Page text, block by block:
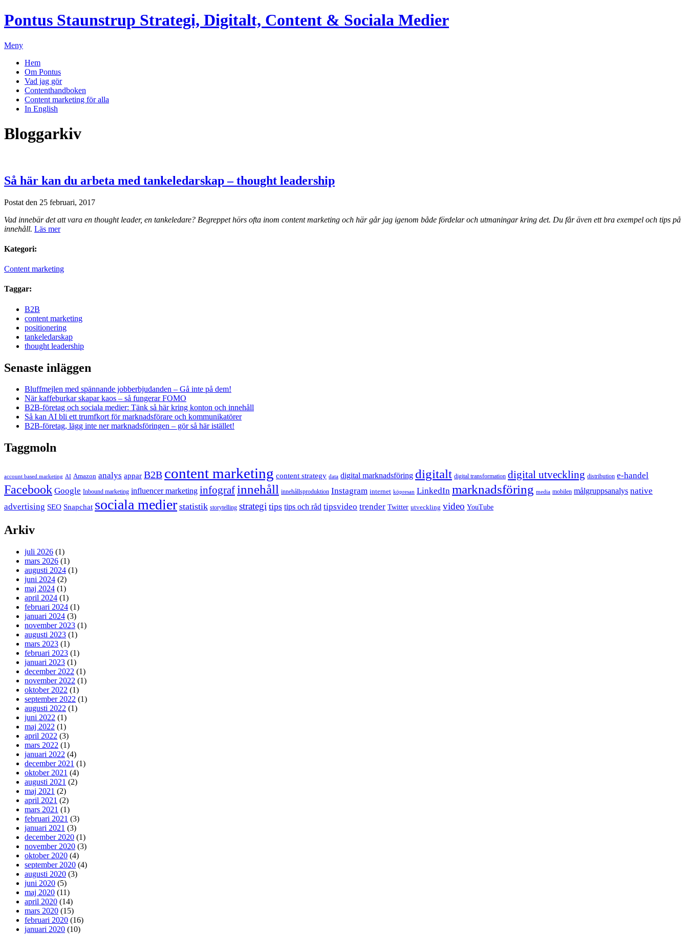
Pontus Staunstrup Strategi, Digitalt, Content & Sociala Medier
Meny
Hem
Om Pontus
Vad jag gör
Contenthandboken
Content marketing för alla
In English
Bloggarkiv
Så här kan du arbeta med tankeledarskap – thought leadership
Postat den 25 februari, 2017
Vad innebär det att vara en thought leader, en tankeledare? Begreppet hörs ofta inom content marketing och här går jag igenom både fördelar och utmaningar kring det. Du får även ett bra exempel och tips på
innehåll. Läs mer
Kategori:
Content marketing
Taggar:
B2B
content marketing
positionering
tankeledarskap
thought leadership
Senaste inläggen
Bluffmejlen med spännande jobberbjudanden – Gå inte på dem!
När kaffeburkar skapar kaos – så fungerar FOMO
B2B-företag och sociala medier: Tänk så här kring konton och innehåll
Så kan AI bli ett trumfkort för marknadsförare och kommunikatörer
B2B-företag, lägg inte ner marknadsföringen – gör så här istället!
Taggmoln
account based marketing AI Amazon analys appar B2B content marketing content strategy data digital marknadsföring digitalt digital transformation digital utveckling distribution e-handel
Facebook Google Inbound marketing influencer marketing infograf innehåll innehållsproduktion Instagram internet köpresan LinkedIn marknadsföring media mobilen målgruppsanalys native
advertising SEO Snapchat sociala medier statistik storytelling strategi tips tips och råd tipsvideo trender Twitter utveckling video YouTube
Arkiv
juli 2026 (1)
mars 2026 (1)
augusti 2024 (1)
juni 2024 (2)
maj 2024 (1)
april 2024 (1)
februari 2024 (1)
januari 2024 (3)
november 2023 (1)
augusti 2023 (1)
mars 2023 (1)
februari 2023 (1)
januari 2023 (1)
december 2022 (1)
november 2022 (1)
oktober 2022 (1)
september 2022 (1)
augusti 2022 (1)
juni 2022 (1)
maj 2022 (1)
april 2022 (3)
mars 2022 (1)
januari 2022 (4)
december 2021 (1)
oktober 2021 (4)
augusti 2021 (2)
maj 2021 (2)
april 2021 (2)
mars 2021 (1)
februari 2021 (3)
januari 2021 (3)
december 2020 (1)
november 2020 (3)
oktober 2020 (4)
september 2020 (4)
augusti 2020 (3)
juni 2020 (5)
maj 2020 (11)
april 2020 (14)
mars 2020 (15)
februari 2020 (16)
januari 2020 (10)